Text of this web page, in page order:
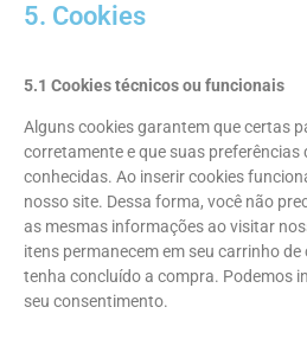
5. Cookies
5.1 Cookies técnicos ou funcionais
Alguns cookies garantem que certas
corretamente e que suas
conhecidas. Ao inserir cookies
nosso site. Dessa forma, você não
as mesmas informações ao visitar
itens permanecem em seu carrinho
tenha concluído a compra. Podemos
seu consentimento.